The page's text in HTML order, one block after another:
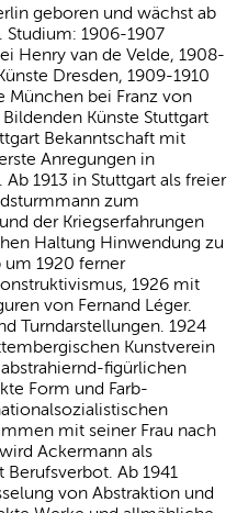
geboren und wächst ab
Studium: 1906-1907
Henry van de Velde, 1908-
Dresden, 1909-1910
München bei Franz von
Künste Stuttgart
Bekanntschaft mit
Anregungen in
1913 in Stuttgart als freier
zum
der Kriegserfahrungen
Haltung Hinwendung zu
um 1920 ferner
1926 mit
von Fernand Léger.
Turndarstellungen. 1924
Kunstverein
figürlichen
Form und Farb-
mit seiner Frau nach
Ackermann als
Ab 1941
von Abstraktion und